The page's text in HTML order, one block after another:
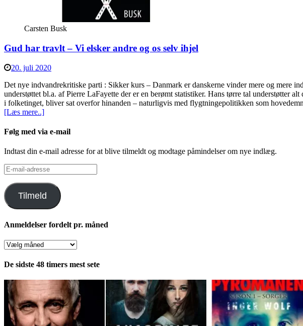
Carsten Busk
Gud har travlt – Vi elsker andre og os selv ihjel
20. juli 2020
Det nye indvandrekritiske parti : Sikker kurs – Danmark er danskerne vinder mere og mere
understøttet bl.a. af Pierre LaFayette der er en berømt statistiker. Hans tørre tal understøtter
i folketinget, bliver sat overfor hinanden – naturligvis med flygtningepolitikken som
[Læs mere..]
Følg med via e-mail
Indtast din e-mail adresse for at blive tilmeldt og modtage påmindelser om nye indlæg.
E-
mail-
adresse
Tilmeld
Anmeldelser fordelt pr. måned
Anmeldelser
pr.
De sidste 48 timers mest sete